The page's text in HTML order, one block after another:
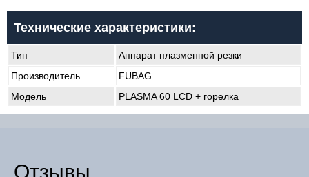
Технические характеристики:
Тип
Аппарат плазменной резки
Производитель
FUBAG
Модель
PLASMA 60 LCD + горелка
Отзывы